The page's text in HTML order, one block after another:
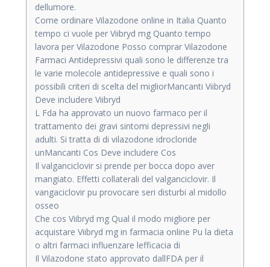
dellumore.
Come ordinare Vilazodone online in Italia Quanto
tempo ci vuole per Viibryd mg Quanto tempo
lavora per Vilazodone Posso comprar Vilazodone
Farmaci Antidepressivi quali sono le differenze tra
le varie molecole antidepressive e quali sono i
possibili criteri di scelta del migliorMancanti Viibryd
Deve includere Viibryd
L Fda ha approvato un nuovo farmaco per il
trattamento dei gravi sintomi depressivi negli
adulti. Si tratta di di vilazodone idrocloride
unMancanti Cos Deve includere Cos
Il valganciclovir si prende per bocca dopo aver
mangiato. Effetti collaterali del valganciclovir. Il
vangaciclovir pu provocare seri disturbi al midollo
osseo
Che cos Viibryd mg Qual il modo migliore per
acquistare Viibryd mg in farmacia online Pu la dieta
o altri farmaci influenzare lefficacia di
Il Vilazodone stato approvato dallFDA per il